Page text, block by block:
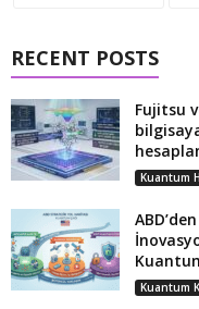
RECENT POSTS
Fujitsu
Kuantum
Kuantum